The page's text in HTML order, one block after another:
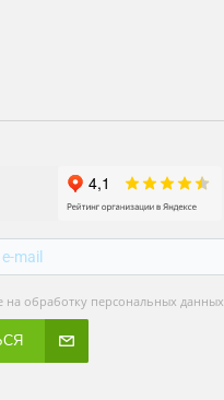
на обработку персональных данных